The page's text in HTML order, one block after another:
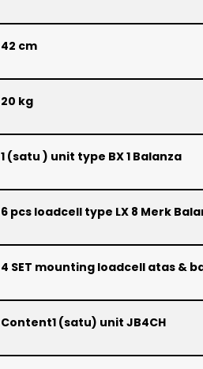
42 cm
20 kg
1 (satu ) unit type BX 1 Balanza
6 pcs loadcell type LX 8 Merk
4 SET mounting loadcell atas &
Content1 (satu) unit JB4CH